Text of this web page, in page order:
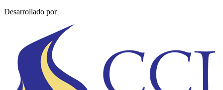
Desarrollado por